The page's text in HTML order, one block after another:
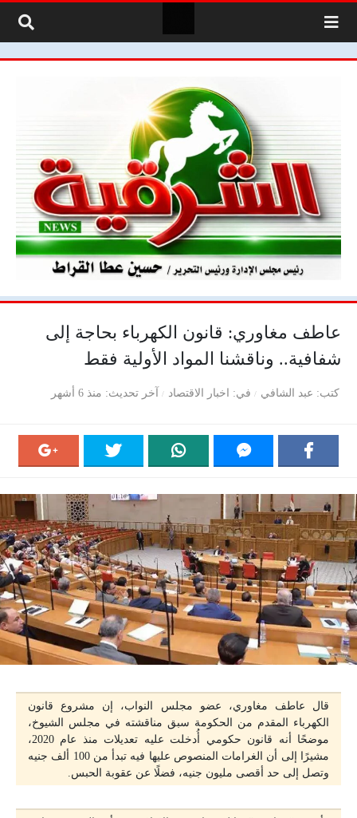
عاطف مغاوري: قانون الكهرباء بحاجة إلى
شفافية.. وناقشنا المواد الأولية فقط
كتب عبد الشافي في اخبار الاقتصاد آخر تحديث منذ 6 أشهر
قال عاطف مغاوري، عضو مجلس النواب، إن مشروع قانون
الكهرباء المقدم من الحكومة سبق مناقشته في مجلس الشيوخ،
موضحًا أنه قانون حكومي أُدخلت عليه تعديلات منذ عام 2020،
مشيرًا إلى أن الغرامات المنصوص عليها فيه تبدأ من 100 ألف جنيه
وتصل إلى حد أقصى مليون جنيه، فضلًا عن عقوبة الحبس.